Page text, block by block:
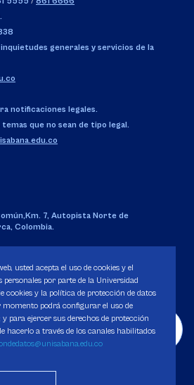
generales y servicios de la
notificaciones legales.
que no sean de tipo legal.
Km. 7, Autopista Norte de
Colombia.
130 del 14 de enero de 1980.
datos
usted acepta el uso de cookies y el
por parte de la Universidad
cookies y la política de protección de datos
momento podrá configurar el uso de
y para ejercer sus derechos de protección
hacerlo a través de los canales habilitados